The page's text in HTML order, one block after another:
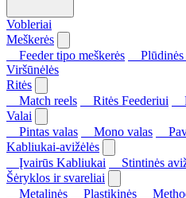
Vobleriai
Meškerės
Feeder tipo meškerės
Plūdinės
Viršūnėlės
Ritės
Match reels
Ritės Feederiui
Valai
Pintas valas
Mono valas
Kabliukai-avižėlės
Įvairūs Kabliukai
Stintinės
Šėryklos ir svareliai
Metalinės
Plastikinės